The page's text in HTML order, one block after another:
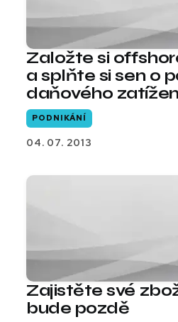
Založte si
a splňte si sen o
daňového
PODNIKÁNÍ
04. 07. 2013
Zajistěte své
bude pozdě